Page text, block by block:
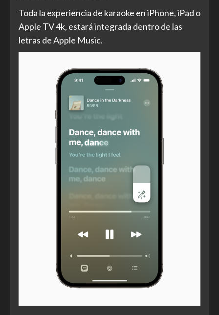
Toda la experiencia de karaoke en iPhone, iPad o
Apple TV 4k, estará integrada dentro de las
letras de Apple Music.